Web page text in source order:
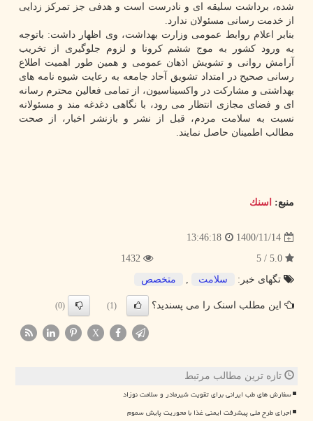
شده، برداشت سلیقه ای و نادرست است و هدفی جز تمرکز زدایی
از خدمت رسانی مسئولان ندارد.
بنابر اعلام روابط عمومی وزارت بهداشت، وی اظهار داشت: باتوجه
به ورود کشور به موج ششم کرونا و لزوم جلوگیری از تخریب
آرامش روانی و تشویش اذهان عمومی و همین طور اهمیت اطلاع
رسانی صحیح در امتداد تشویق آحاد جامعه به رعایت شیوه نامه های
بهداشتی و مشارکت در واکسیناسیون، از تمامی فعالین محترم رسانه
ای و فضای مجازی انتظار می رود، با نگاهی دغدغه مند و مسئولانه
نسبت به سلامت مردم، قبل از نشر و بازنشر اخبار، از صحت
مطالب اطمینان حاصل نمایند.
منبع: اسنك
1400/11/14
13:46:18
تگهای خبر:
سلامت , متخصص
این مطلب اسنک را می پسندید؟ (1)
(0)
X
تازه ترین مطالب مرتبط
سفارش های طب ایرانی برای تقویت شیرمادر و سلامت نوزاد
اجرای طرح ملی پیشرفت ایمنی غذا با محوریت پایش سموم